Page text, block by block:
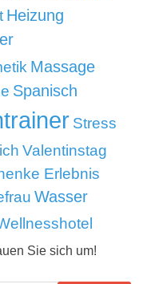
Heizung
Massage
Spanisch
Stress
Valentinstag
Erlebnis
Wasser
Sie sich um!